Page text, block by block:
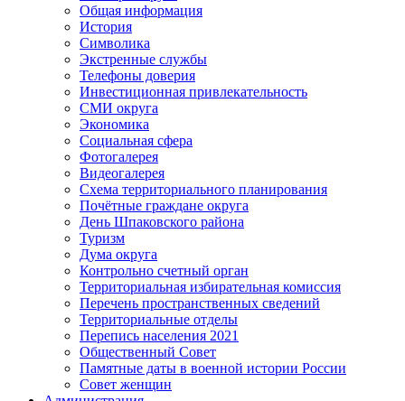
Общая информация
История
Символика
Экстренные службы
Телефоны доверия
Инвестиционная привлекательность
СМИ округа
Экономика
Социальная сфера
Фотогалерея
Видеогалерея
Схема территориального планирования
Почётные граждане округа
День Шпаковского района
Туризм
Дума округа
Контрольно счетный орган
Территориальная избирательная комиссия
Перечень пространственных сведений
Территориальные отделы
Перепись населения 2021
Общественный Совет
Памятные даты в военной истории России
Совет женщин